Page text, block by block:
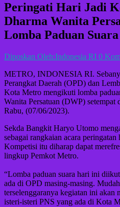
Peringati Hari Jadi
Dharma Wanita
Lomba Paduan Suara
Diposkan Oleh:Indonesia RI 0
METRO, INDONESIA RI.
Perangkat Daerah (OPD) dan
Kota Metro mengikuti lomba
Wanita Persatuan (DWP)
Rabu, (07/06/2023).
Sekda Bangkit Haryo Utomo
sebagai rangkaian acara
Kompetisi itu diharap dapat
lingkup Pemkot Metro.
“Lomba paduan suara hari ini
ada di OPD masing-masing.
terselenggaranya kegiatan ini akan
isteri-isteri PNS yang ada di Kota